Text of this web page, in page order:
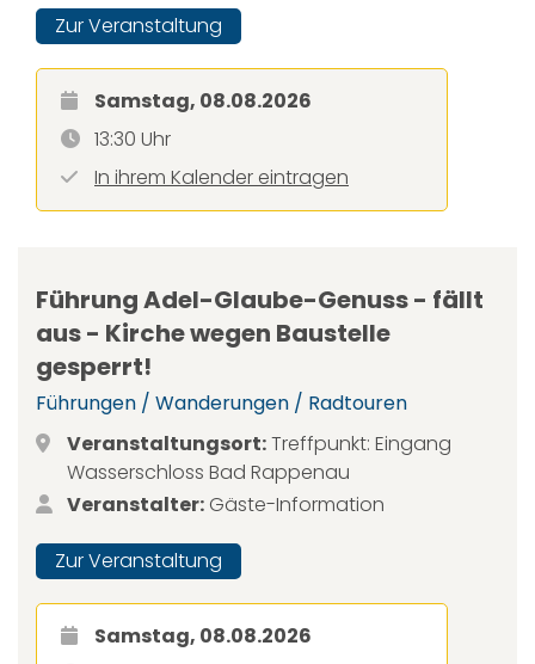
Zur Veranstaltung
Samstag, 08.08.2026
13:30 Uhr
In ihrem Kalender eintragen
Führung Adel-Glaube-Genuss - fällt
aus - Kirche wegen Baustelle
gesperrt!
Führungen / Wanderungen / Radtouren
Veranstaltungsort:Treffpunkt: Eingang
Wasserschloss Bad Rappenau
Veranstalter: Gäste-Information
Zur Veranstaltung
Samstag, 08.08.2026